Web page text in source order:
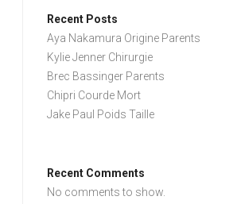
Recent Posts
Aya Nakamura Origine Parents
Kylie Jenner Chirurgie
Brec Bassinger Parents
Chipri Courde Mort
Jake Paul Poids Taille
Recent Comments
No comments to show.